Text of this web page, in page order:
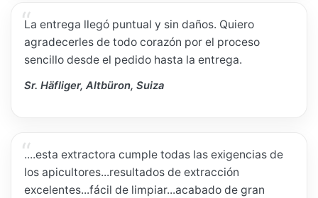
La entrega llegó puntual y sin daños. Quiero
agradecerles de todo corazón por el proceso
sencillo desde el pedido hasta la entrega.
Sr. Häfliger, Altbüron, Suiza
....esta extractora cumple todas las exigencias de
los apicultores...resultados de extracción
excelentes...fácil de limpiar...acabado de gran